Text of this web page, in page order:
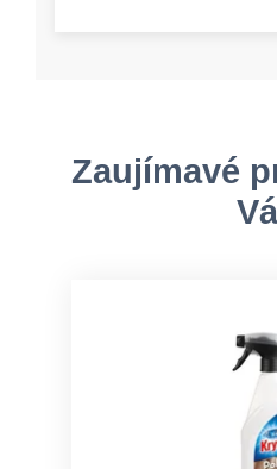
Zaujímavé